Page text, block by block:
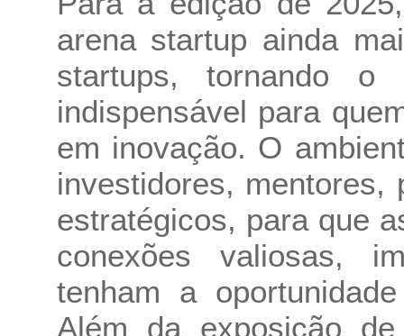
arena startup ainda
startups, tornando o
indispensável para
em inovação. O
investidores,
estratégicos, para que
conexões valiosas,
tenham a
Além da exposição